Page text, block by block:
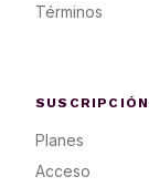
Términos
SUSCRIPCIÓN
Planes
Acceso